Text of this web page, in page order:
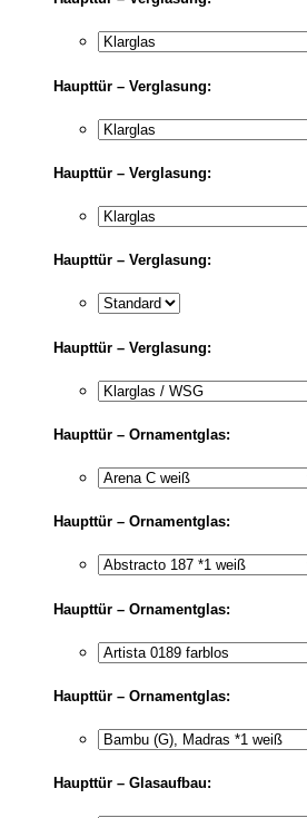
Haupttür – Verglasung:
Haupttür – Verglasung:
Haupttür – Verglasung:
Haupttür – Verglasung:
Haupttür – Ornamentglas:
Haupttür – Ornamentglas:
Haupttür – Ornamentglas:
Haupttür – Ornamentglas:
Haupttür – Glasaufbau: